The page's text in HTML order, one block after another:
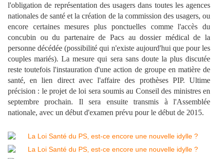
l'obligation de représentation des usagers dans toutes les agences
nationales de santé et la création de la commission des usagers, ou
encore certaines mesures plus ponctuelles comme l'accès du
concubin ou du partenaire de Pacs au dossier médical de la
personne décédée (possibilité qui n'existe aujourd'hui que pour les
couples mariés). La mesure qui sera sans doute la plus discutée
reste toutefois l'instaurationd'une action de groupe en matière de
santé, en lien direct avec l'affaire des prothèses PIP. Ultime
précision : le projet de loi sera soumis au Conseil des ministres en
septembre prochain. Il sera ensuite transmis à l'Assemblée
nationale, avec un début d'examen prévu pour le début de 2015.